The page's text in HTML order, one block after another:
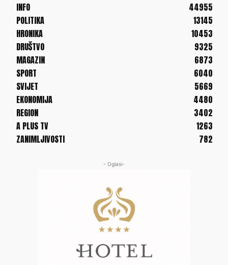
INFO
44955
POLITIKA
13145
HRONIKA
10453
DRUŠTVO
9325
MAGAZIN
6873
SPORT
6040
SVIJET
5669
EKONOMIJA
4480
REGION
3402
A PLUS TV
1263
ZANIMLJIVOSTI
782
- Oglasi-